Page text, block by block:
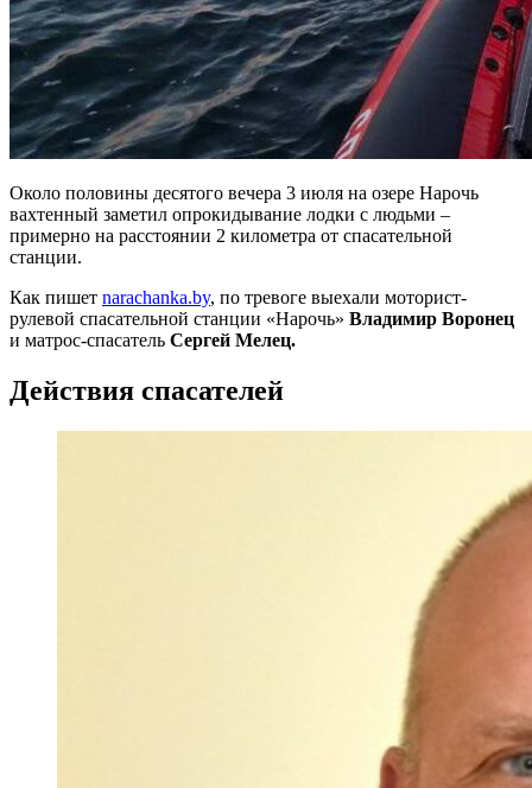
Около половины десятого вечера 3 июля на озере Нарочь
вахтенный заметил опрокидывание лодки с людьми –
примерно на расстоянии 2 километра от спасательной
станции.
Как пишет narachanka.by, по тревоге выехали моторист-
рулевой спасательной станции «Нарочь» Владимир Воронец
и матрос-спасатель Сергей Мелец.
Действия спасателей